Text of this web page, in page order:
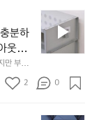
중
인
차
안
서
도
구
에 철
력을
니다.
경험
는 선에
손으로
0
년
이
넘
군
분하
웃도
부족하
M
필
요
한
것
오
2 0